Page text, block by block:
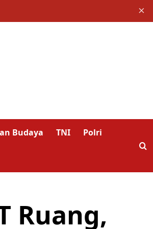
×
Budaya TNI Polri
Ruang,